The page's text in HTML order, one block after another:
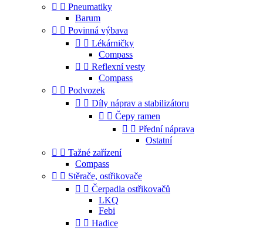
  Pneumatiky
Barum
  Povinná výbava
  Lékárničky
Compass
  Reflexní vesty
Compass
  Podvozek
  Díly náprav a stabilizátoru
  Čepy ramen
  Přední náprava
Ostatní
  Tažné zařízení
Compass
  Stěrače, ostřikovače
  Čerpadla ostřikovačů
LKQ
Febi
  Hadice